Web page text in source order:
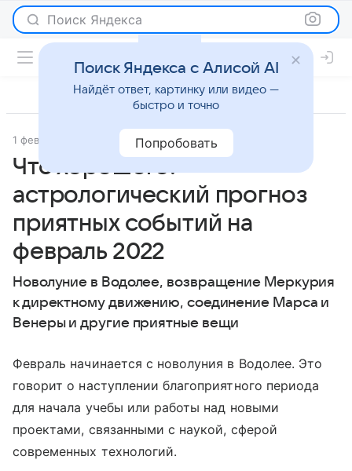
Поиск Яндекса
1 февраля 2022 Гороскопы
Что хорошего:
астрологический прогноз
приятных событий на
февраль 2022
Новолуние в Водолее, возвращение Меркурия
к директному движению, соединение Марса и
Венеры и другие приятные вещи
Февраль начинается с новолуния в Водолее. Это
говорит о наступлении благоприятного периода
для начала учебы или работы над новыми
проектами, связанными с наукой, сферой
современных технологий.
Поиск Яндекса с Алисой AI
Найдёт ответ, картинку или видео —
быстро и точно
Попробовать